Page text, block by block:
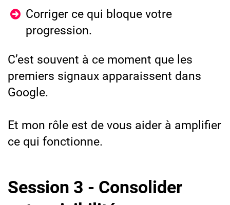
Corriger ce qui bloque votre
progression.
C’est souvent à ce moment que les
premiers signaux apparaissent dans
Google.
Et mon rôle est de vous aider à amplifier
ce qui fonctionne.
Session 3 - Consolider